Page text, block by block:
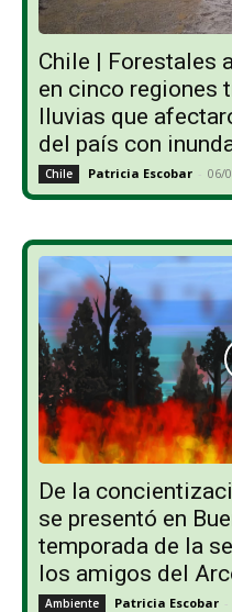
Chile | Forestales
en cinco regiones
lluvias que
del país con
Chile Patricia Escobar - 06/
De la
se presentó en
temporada de la
los amigos del
Ambiente Patricia Escobar -